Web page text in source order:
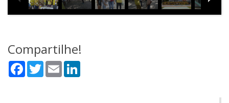
Compartilhe!
Facebook
TwitterEmail